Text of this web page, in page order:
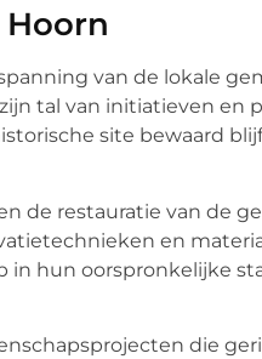
van de lokale
tal van initiatieven en
site bewaard
de restauratie van de
en
in hun oorspronkelijke
die